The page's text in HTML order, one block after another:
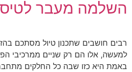
השלמה מעבר
רבים חושבים שתכנון טיול מסתכם
למעשה, אלו הם רק שניים ממרכיבי
באמת היא כזו שבה כל החלקים